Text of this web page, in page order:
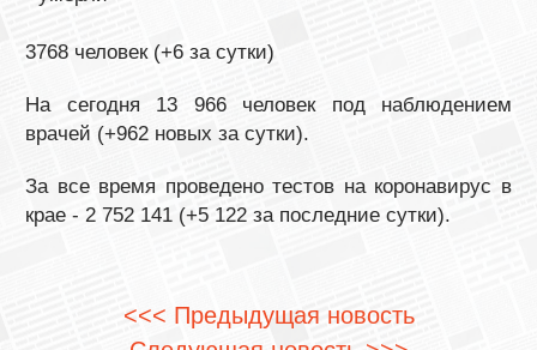
3768 человек (+6 за сутки)
На сегодня 13 966 человек под наблюдением
врачей (+962 новых за сутки).
За все время проведено тестов на коронавирус в
крае - 2 752 141 (+5 122 за последние сутки).
<<< Предыдущая новость